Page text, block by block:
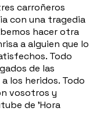
carroñeros
con una tragedia
hacer otra
a alguien que lo
Todo
de las
los heridos. Todo
vosotros y
de 'Hora